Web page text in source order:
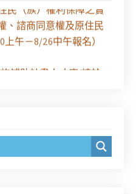
民（族）權利保障之實
、諮商同意權及原住民
午－8/26中午報名）
補助計畫人才庫(請於
動權益講習」